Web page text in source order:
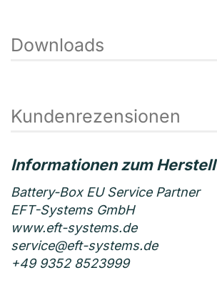
Downloads
Kundenrezensionen
Battery-Box EU Service Partner
EFT-Systems GmbH
www.eft-systems.de
service@eft-systems.de
+49 9352 8523999